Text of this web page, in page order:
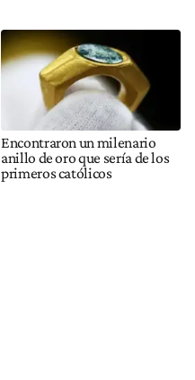
Encontraron un milenario
anillo de oro que sería de los
primeros católicos